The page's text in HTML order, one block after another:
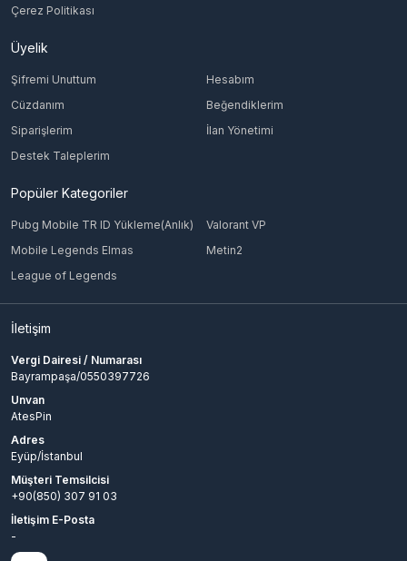
Çerez Politikası
Üyelik
Şifremi Unuttum
Hesabım
Cüzdanım
Beğendiklerim
Siparişlerim
İlan Yönetimi
Destek Taleplerim
Popüler Kategoriler
Pubg Mobile TR ID Yükleme(Anlık)
Valorant VP
Mobile Legends Elmas
Metin2
League of Legends
İletişim
Vergi Dairesi / Numarası
Bayrampaşa/0550397726
Unvan
AtesPin
Adres
Eyüp/İstanbul
Müşteri Temsilcisi
+90(850) 307 91 03
İletişim E-Posta
-